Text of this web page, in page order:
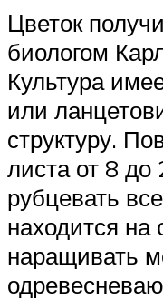
Цветок
биологом
Культура
или
структуру.
листа от 8 до
рубцевать
находится на
наращивать